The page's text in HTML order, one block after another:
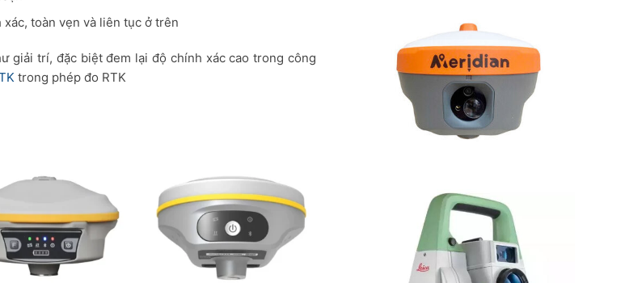
toàn vẹn và liên tục ở trên
giải trí, đặc biệt đem lại độ chính xác cao trong công
trong phép đo RTK